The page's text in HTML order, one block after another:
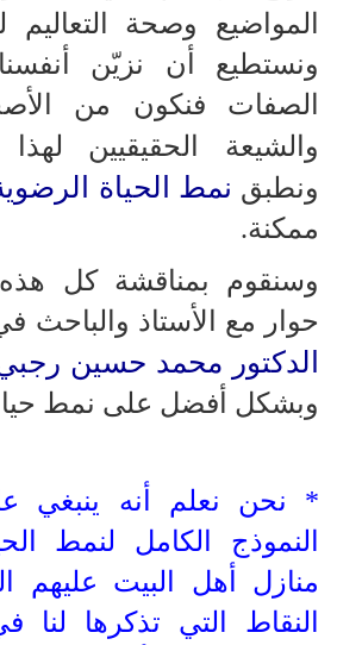
المواضيع وصحة التعاليم
ونستطيع أن نزيّن أنفسنا
الصفات فنكون من
والشيعة الحقيقيين لهذا
ونطبق نمط الحياة
ممكنة.
وسنقوم بمناقشة كل
حوار مع الأستاذ والباحث
الدكتور محمد حسين
وبشكل أفضل على نمط
* نحن نعلم أنه ينبغي
النموذج الكامل لنمط
منازل أهل البيت عليهم
النقاط التي تذكرها لنا